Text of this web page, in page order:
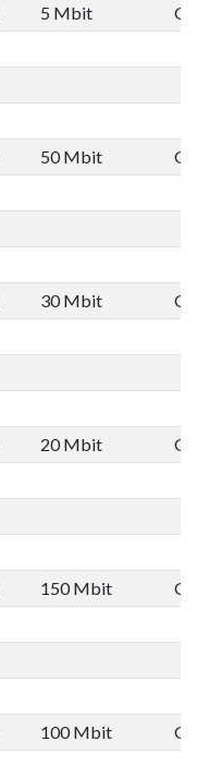
5 Mbit
50 Mbit
30 Mbit
20 Mbit
150 Mbit
100 Mbit